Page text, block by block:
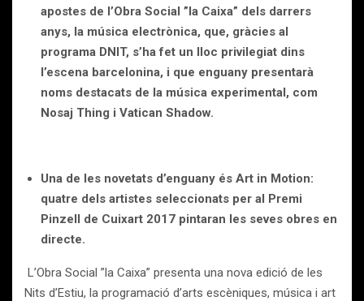
apostes de l’Obra Social ”la Caixa” dels darrers
anys, la música electrònica, que, gràcies al
programa DNIT, s’ha fet un lloc privilegiat dins
l’escena barcelonina, i que enguany presentarà
noms destacats de la música experimental, com
Nosaj Thing i Vatican Shadow.
Una de les novetats d’enguany és Art in Motion:
quatre dels artistes seleccionats per al Premi
Pinzell de Cuixart 2017 pintaran les seves obres en
directe.
L’Obra Social ”la Caixa” presenta una nova edició de les
Nits d’Estiu, la programació d’arts escèniques, música i art